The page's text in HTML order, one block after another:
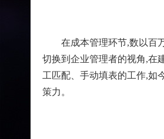
在成本管理环节,数以百
切换到企业管理者的视角,在
工匹配、手动填表的工作,如
策力。